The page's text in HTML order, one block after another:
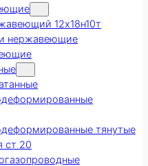
12х18н10т
нержавеющие
тянутые
ст 20